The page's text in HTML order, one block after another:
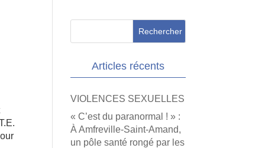
Articles récents
VIOLENCES SEXUELLES
« C’est du paranormal ! » :
À Amfreville-Saint-Amand,
un pôle santé rongé par les